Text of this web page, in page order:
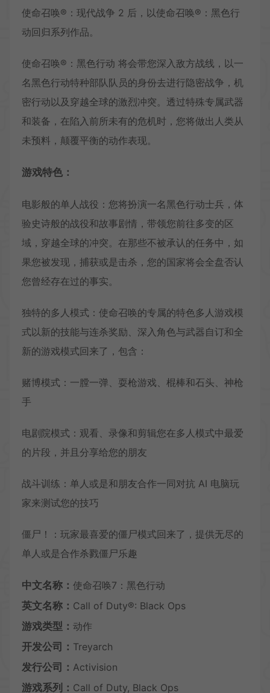
使命召唤®：现代战争 2 后，以使命召唤®：黑色行
动回归系列作品。
使命召唤®：黑色行动 将会带您深入敌方战线，以一
名黑色行动特种部队队员的身份去进行隐密战争，机
密行动以及穿越全球的激烈冲突。透过特殊专属武器
和装备，在陷入前所未有的危机时，您将做出人类从
未预料，颠覆平衡的动作表现。
游戏特色：
电影般的单人战役：您将扮演一名黑色行动士兵，体
验史诗般的战役和故事剧情，带领您前往多变的区
域，穿越全球的冲突。在那些不被承认的任务中，如
果您被发现，捕获或是击杀，您的国家将会全盘否认
您曾经存在过的事实。
独特的多人模式：使命召唤的专属的特色多人游戏模
式以新的技能与连杀奖励、深入角色与武器自订和全
新的游戏模式回来了，包含：
赌博模式：一膛一弹、耍枪游戏、棍棒和石头、神枪
手
电剧院模式：观看、录像和剪辑您在多人模式中最爱
的片段，并且分享给您的朋友
战斗训练：单人或是和朋友合作一同对抗 AI 电脑玩
家来测试您的技巧
僵尸！：玩家最喜爱的僵尸模式回来了，提供无尽的
单人或是合作杀戮僵尸乐趣
中文名称： 使命召唤7：黑色行动
英文名称： Call of Duty®: Black Ops
游戏类型： 动作
开发公司： Treyarch
发行公司： Activision
游戏系列： Call of Duty, Black Ops